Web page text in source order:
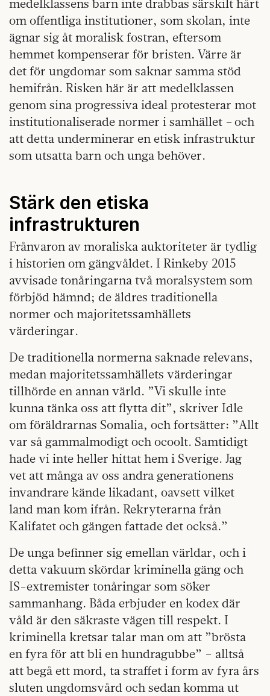
medelklassens barn inte drabbas särskilt hårt
om offentliga institutioner, som skolan, inte
ägnar sig åt moralisk fostran, eftersom
hemmet kompenserar för bristen. Värre är
det för ungdomar som saknar samma stöd
hemifrån. Risken här är att medelklassen
genom sina progressiva ideal protesterar mot
institutionaliserade normer i samhället – och
att detta underminerar en etisk infrastruktur
som utsatta barn och unga behöver.
Stärk den etiska
infrastrukturen
Frånvaron av moraliska auktoriteter är tydlig
i historien om gängvåldet. I Rinkeby 2015
avvisade tonåringarna två moralsystem som
förbjöd hämnd; de äldres traditionella
normer och majoritetssamhällets
värderingar.
De traditionella normerna saknade relevans,
medan majoritetssamhällets värderingar
tillhörde en annan värld. ”Vi skulle inte
kunna tänka oss att flytta dit”, skriver Idle
om föräldrarnas Somalia, och fortsätter: ”Allt
var så gammalmodigt och ocoolt. Samtidigt
hade vi inte heller hittat hem i Sverige. Jag
vet att många av oss andra generationens
invandrare kände likadant, oavsett vilket
land man kom ifrån. Rekryterarna från
Kalifatet och gängen fattade det också.”
De unga befinner sig emellan världar, och i
detta vakuum skördar kriminella gäng och
IS-extremister tonåringar som söker
sammanhang. Båda erbjuder en kodex där
våld är den säkraste vägen till respekt. I
kriminella kretsar talar man om att ”brösta
en fyra för att bli en hundragubbe” – alltså
att begå ett mord, ta straffet i form av fyra års
sluten ungdomsvård och sedan komma ut